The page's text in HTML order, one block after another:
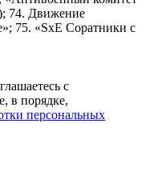
74. Движение
75. «SxE Соратники с
с
в порядке,
персональных